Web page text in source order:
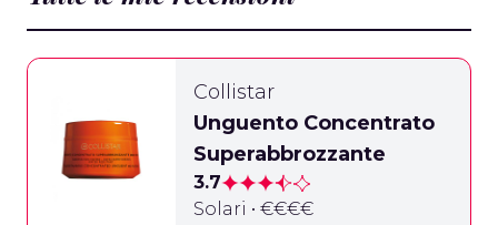
Collistar
Unguento Concentrato
Superabbrozzante
3.7
Solari • €€€€